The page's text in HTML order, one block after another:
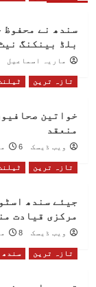
سندھ نے محفوظ
بلڈ بینکنگ
ماریہ اسماعیل
تازہ ترین
خواتین
منعقد
ویب ڈیسک 6 مہینے ago
تازہ ترین
جیئے سندھ
مرکزی قیادت
ویب ڈیسک 8 مہینے ago
تازہ ترین سندھ